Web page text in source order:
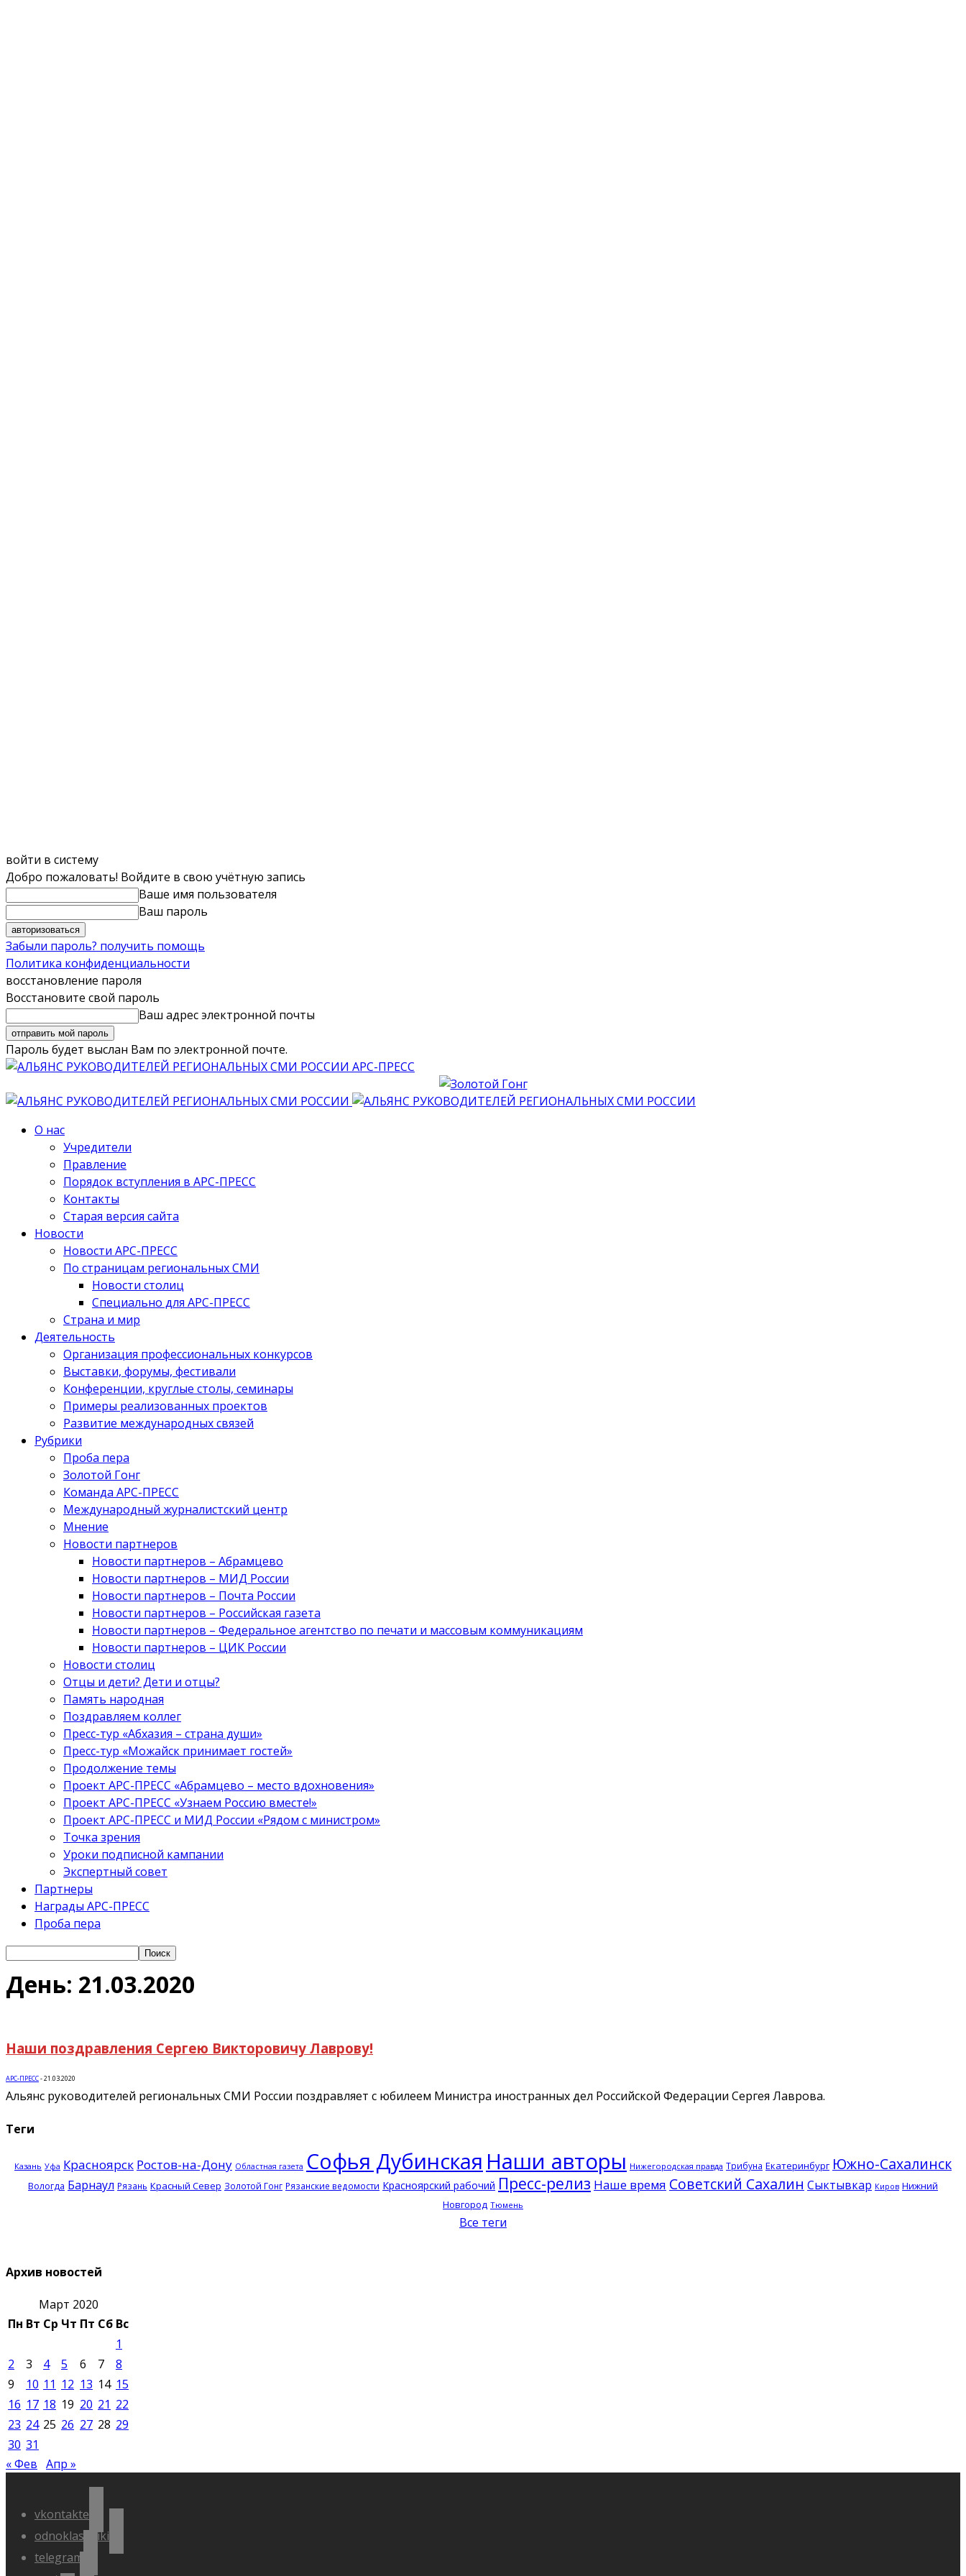
войти в систему
Добро пожаловать! Войдите в свою учётную запись
Ваше имя пользователя
Ваш пароль
Забыли пароль? получить помощь
Политика конфиденциальности
восстановление пароля
Восстановите свой пароль
Ваш адрес электронной почты
Пароль будет выслан Вам по электронной почте.
АРС-ПРЕСС
О нас
Учредители
Правление
Порядок вступления в АРС-ПРЕСС
Контакты
Старая версия сайта
Новости
Новости АРС-ПРЕСС
По страницам региональных СМИ
Новости столиц
Специально для АРС-ПРЕСС
Страна и мир
Деятельность
Организация профессиональных конкурсов
Выставки, форумы, фестивали
Конференции, круглые столы, семинары
Примеры реализованных проектов
Развитие международных связей
Рубрики
Проба пера
Золотой Гонг
Команда АРС-ПРЕСС
Международный журналистский центр
Мнение
Новости партнеров
Новости партнеров – Абрамцево
Новости партнеров – МИД России
Новости партнеров – Почта России
Новости партнеров – Российская газета
Новости партнеров – Федеральное агентство по печати и массовым коммуникациям
Новости партнеров – ЦИК России
Новости столиц
Отцы и дети? Дети и отцы?
Память народная
Поздравляем коллег
Пресс-тур «Абхазия – страна души»
Пресс-тур «Можайск принимает гостей»
Продолжение темы
Проект АРС-ПРЕСС «Абрамцево – место вдохновения»
Проект АРС-ПРЕСС «Узнаем Россию вместе!»
Проект АРС-ПРЕСС и МИД России «Рядом с министром»
Точка зрения
Уроки подписной кампании
Экспертный совет
Партнеры
Награды АРС-ПРЕСС
Проба пера
День: 21.03.2020
Наши поздравления Сергею Викторовичу Лаврову!
АРС-ПРЕСС-21.03.2020
Альянс руководителей региональных СМИ России поздравляет с юбилеем Министра иностранных дел Российской Федерации Сергея Лаврова.
Теги
Казань Уфа Красноярск Ростов-на-Дону Областная газета Софья Дубинская Наши авторы Нижегородская правда Трибуна Екатеринбург Южно-Сахалинск
Вологда Барнаул Рязань Красный Север Золотой Гонг Рязанские ведомости Красноярский рабочий Пресс-релиз Наше время Советский Сахалин Сыктывкар Киров Нижний
Новгород Тюмень
Все теги
Архив новостей
Март 2020
Пн Вт Ср Чт Пт Сб Вс
1
2
3 4 5 6 7
8
9
10 11 12 13 14 15
16 17 18 19 20 21 22
23 24 25 26 27 28 29
30 31
« Фев Апр »
vkontakte
odnoklassniki
telegram